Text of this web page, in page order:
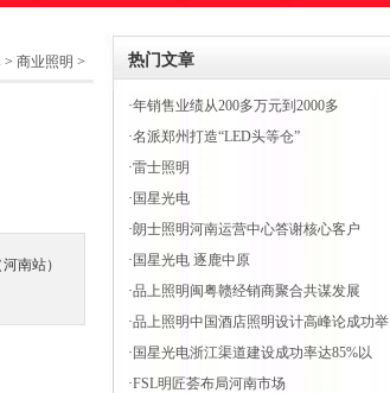
> 商业照明 >
南站）
热门文章
·年销售业绩从200多万元到2000多
·名派郑州打造“LED头等仓”
·雷士照明
· 国星光电
·朗士照明河南运营中心答谢核心客户
· 国星光电 逐鹿中原
·品上照明闽粤赣经销商聚合共谋发展
·品上照明中国酒店照明设计高峰论成功举
· 国星光电浙江渠道建设成功率达85%以
·FSL明匠荟布局河南市场